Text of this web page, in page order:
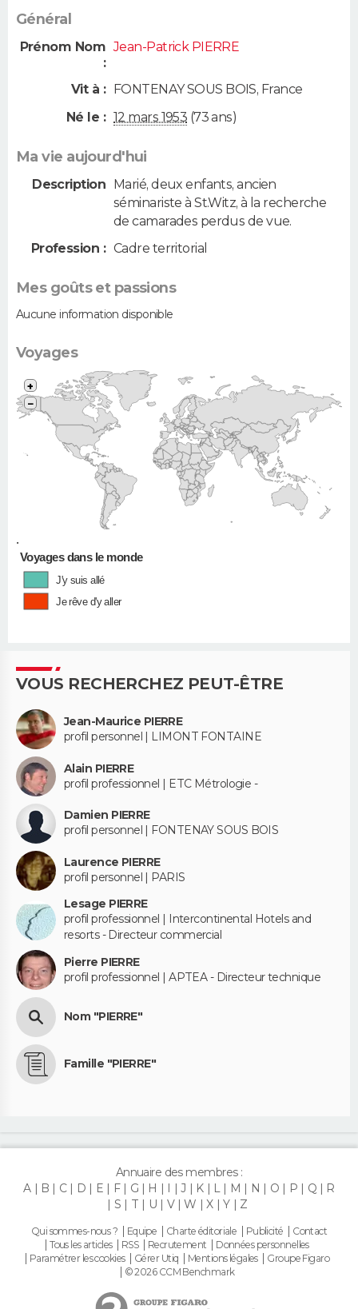
Général
Prénom Nom
:
Jean-Patrick PIERRE
Vit à : FONTENAY SOUS BOIS, France
Né le : 12 mars 1953 (73 ans)
Ma vie aujourd'hui
Description Marié, deux enfants, ancien
séminariste à St.Witz, à la recherche
de camarades perdus de vue.
Profession : Cadre territorial
Mes goûts et passions
Aucune information disponible
Voyages
•
+
−
Voyages dans le monde
J'y suis allé
Je rêve d'y aller
VOUS RECHERCHEZ PEUT-ÊTRE
Jean-Maurice PIERRE
profil personnel | LIMONT FONTAINE
Alain PIERRE
profil professionnel | ETC Métrologie -
Damien PIERRE
profil personnel | FONTENAY SOUS BOIS
Laurence PIERRE
profil personnel | PARIS
Lesage PIERRE
profil professionnel | Intercontinental Hotels and
resorts - Directeur commercial
Pierre PIERRE
profil professionnel | APTEA - Directeur technique
Nom "PIERRE"
Famille "PIERRE"
Annuaire des membres :
A
B C D E F G H I J K L M N O P Q
R
S
T U V W X Y Z
Qui sommes-nous ? Equipe Charte éditoriale Publicité
Contact
Tous les articles
RSS Recrutement
Données personnelles
Paramétrer les cookies
Gérer Utiq Mentions légales
Groupe Figaro
© 2026 CCM Benchmark